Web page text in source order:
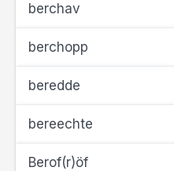
berchav
berchopp
beredde
bereechte
Berof(r)öf